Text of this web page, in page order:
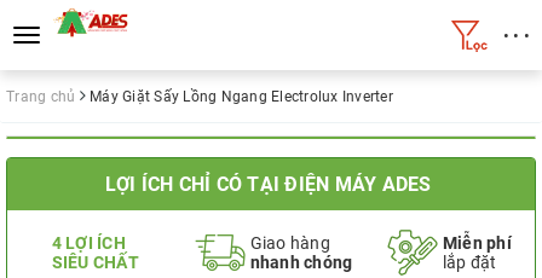
Toggle
navigation
• • •
Trang chủ Máy Giặt Sấy Lồng Ngang Electrolux Inverter
LỢI ÍCH CHỈ CÓ TẠI ĐIỆN MÁY ADES
4 LỢI ÍCH
SIÊU CHẤT
Giao hàng
nhanh chóng
Miễn phí
lắp đặt